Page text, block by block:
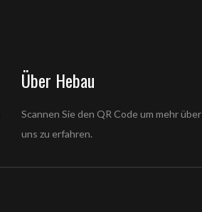
Über Hebau
Scannen Sie den QR Code um mehr über
uns zu erfahren.